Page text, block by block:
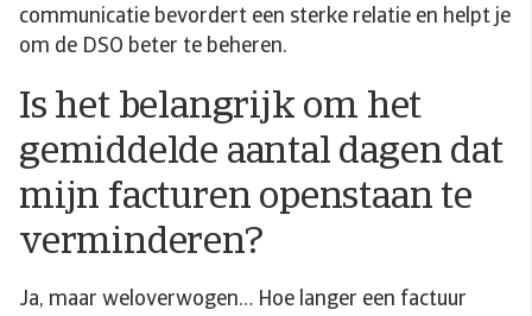
communicatie bevordert een sterke relatie en helpt je
om de DSO beter te beheren.
Is het belangrijk om het
gemiddelde aantal dagen dat
mijn facturen openstaan te
verminderen?
Ja, maar weloverwogen… Hoe langer een factuur